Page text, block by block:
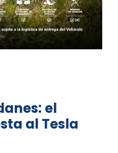
el
al Tesla